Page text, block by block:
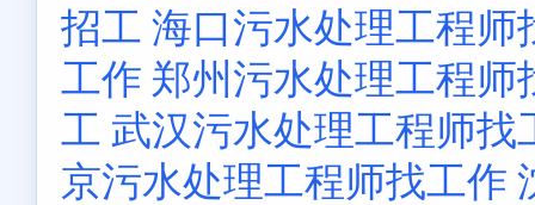
招工 海口污水处理工程师
工作 郑州污水处理工程师
工 武汉污水处理工程师找
京污水处理工程师找工作